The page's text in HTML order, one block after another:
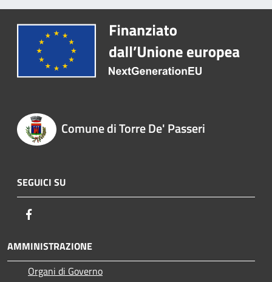
Comune di Torre De' Passeri
SEGUICI SU
AMMINISTRAZIONE
Organi di Governo